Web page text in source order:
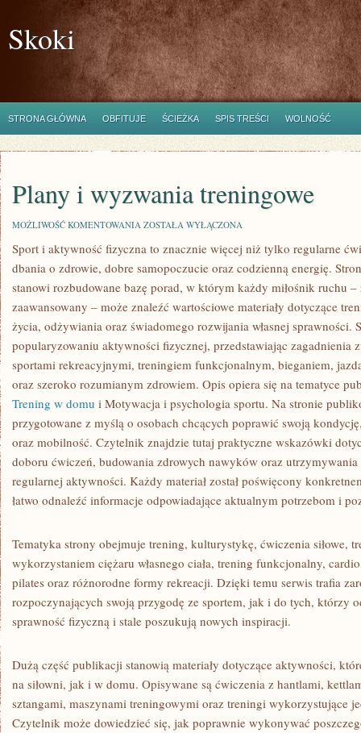
Skoki
STRONA GŁÓWNA OBFITUJE ŚCIEŻKA SPIS TREŚCI WOLNOŚĆ
Plany i wyzwania treningowe
MOŻLIWOŚĆ KOMENTOWANIA PLANY
WYZWANIA
ZOSTAŁA WYŁĄCZONA
Sport i aktywność fizyczna to znacznie więcej niż tylko regularne
dbania o zdrowie, dobre samopoczucie oraz codzienną energię.
stanowi rozbudowane bazę porad, w którym każdy miłośnik ruchu
zaawansowany – może znaleźć wartościowe materiały dotyczące
życia, odżywiania oraz świadomego rozwijania własnej sprawności.
popularyzowaniu aktywności fizycznej, przedstawiając zagadnienia
sportami rekreacyjnymi, treningiem funkcjonalnym, bieganiem,
oraz szeroko rozumianym zdrowiem. Opis opiera się na tematyce
Trening w domu i Motywacja i psychologia sportu. Na stronie
przygotowane z myślą o osobach chcących poprawić swoją
oraz mobilność. Czytelnik znajdzie tutaj praktyczne wskazówki
doboru ćwiczeń, budowania zdrowych nawyków oraz
regularnej aktywności. Każdy materiał został poświęcony
łatwo odnaleźć informacje odpowiadające aktualnym potrzebom i
Tematyka strony obejmuje trening, kulturystykę, ćwiczenia siłowe,
wykorzystaniem ciężaru własnego ciała, trening funkcjonalny,
pilates oraz różnorodne formy rekreacji. Dzięki temu serwis trafia
rozpoczynających swoją przygodę ze sportem, jak i do tych, którzy
sprawność fizyczną i stale poszukują nowych inspiracji.
Dużą część publikacji stanowią materiały dotyczące aktywności,
na siłowni, jak i w domu. Opisywane są ćwiczenia z hantlami,
sztangami, maszynami treningowymi oraz treningi wykorzystujące
Czytelnik może dowiedzieć się, jak poprawnie wykonywać